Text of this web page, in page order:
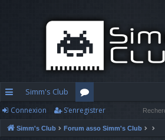
cc
ès
Simm's Club
or
u
Connexion S’enregistrer
Simm's Club Forum asso Simm's Club